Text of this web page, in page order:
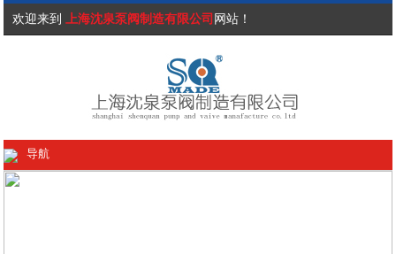
欢迎来到 上海沈泉泵阀制造有限公司 网站！
导航